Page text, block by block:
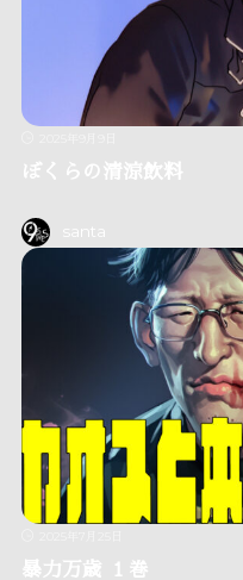
ぼくらの清涼飲料
santa
暴力万歳 １巻